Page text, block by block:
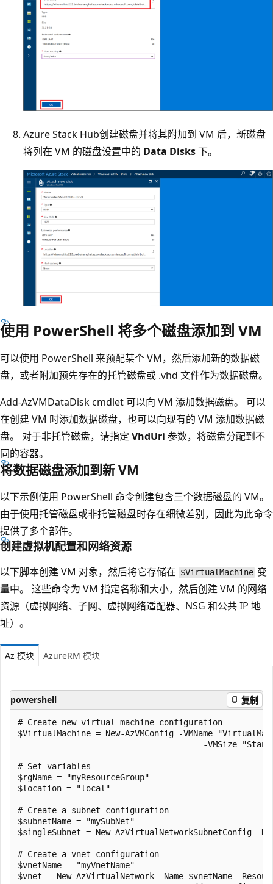
Azure Stack Hub创建磁盘并将其附加到 VM 后，新磁盘
将列在 VM 的磁盘设置中的 Data Disks下。
使用 PowerShell 将多个磁盘添加到 VM
可以使用 PowerShell 来预配某个 VM，然后添加新的数据磁
盘，或者附加预先存在的托管磁盘或 .vhd 文件作为数据磁盘。
Add-AzVMDataDisk cmdlet 可以向 VM 添加数据磁盘。 可以
在创建 VM 时添加数据磁盘，也可以向现有的 VM 添加数据磁
盘。 对于非托管磁盘，请指定 VhdUri 参数，将磁盘分配到不
同的容器。
将数据磁盘添加到新VM
以下示例使用 PowerShell 命令创建包含三个数据磁盘的 VM。
由于使用托管磁盘或非托管磁盘时存在细微差别，因此为此命令
提供了多个部件。
创建虚拟机配置和网络资源
以下脚本创建 VM 对象，然后将它存储在 $VirtualMachine 变
量中。 这些命令为 VM 指定名称和大小，然后创建 VM 的网络
资源（虚拟网络、子网、虚拟网络适配器、NSG 和公共 IP 地
址）。
Az 模块 AzureRM 模块
powershell 复制
# Create new virtual machine configuration
$VirtualMachine = New-AzVMConfig -VMName
-VMSize
# Set variables
$rgName = "myResourceGroup"
$location = "local"
# Create a subnet configuration
$subnetName = "mySubNet"
$singleSubnet = New-AzVirtualNetworkSubnetConfig -
# Create a vnet configuration
$vnetName = "myVnetName"
$vnet = New-AzVirtualNetwork -Name $vnetName -